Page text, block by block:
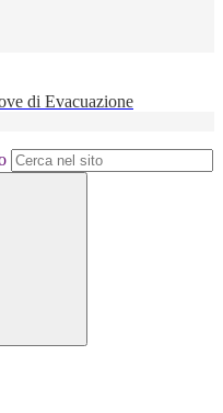
di Evacuazione